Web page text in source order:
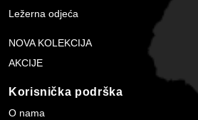
Ležerna odjeća
NOVA KOLEKCIJA
AKCIJE
Korisnička podrška
O nama